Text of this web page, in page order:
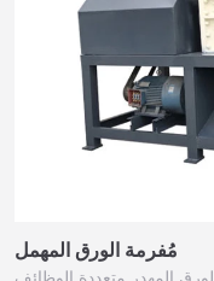
مُفرمة الورق المهمل